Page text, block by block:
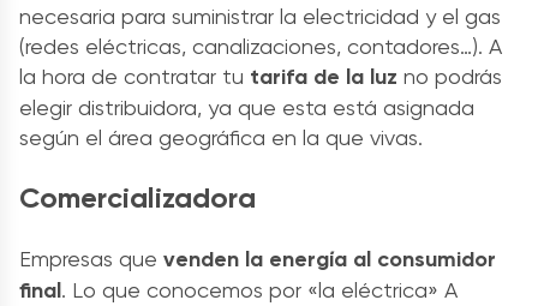
necesaria para suministrar la electricidad y el gas
(redes eléctricas, canalizaciones, contadores…). A
la hora de contratar tu tarifa de la luz no podrás
elegir distribuidora, ya que esta está asignada
según el área geográfica en la que vivas.
Comercializadora
Empresas que venden la energía al consumidor
final. Lo que conocemos por «la eléctrica» A